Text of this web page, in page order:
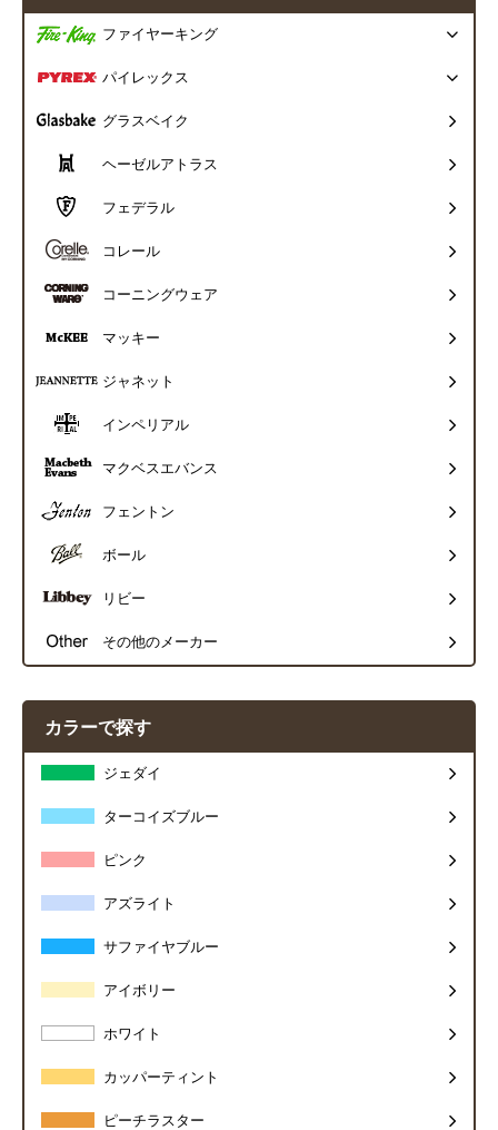
ファイヤーキング
パイレックス
グラスベイク
ヘーゼルアトラス
フェデラル
コレール
コーニングウェア
マッキー
ジャネット
インペリアル
マクベスエバンス
フェントン
ボール
リビー
その他のメーカー
カラーで探す
ジェダイ
ターコイズブルー
ピンク
アズライト
サファイヤブルー
アイボリー
ホワイト
カッパーティント
ピーチラスター